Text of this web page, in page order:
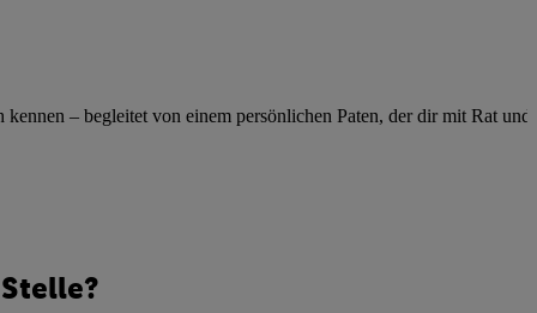
– begleitet von einem persönlichen Paten, der dir mit Rat und
Quellen,
Analyse
Verwendung